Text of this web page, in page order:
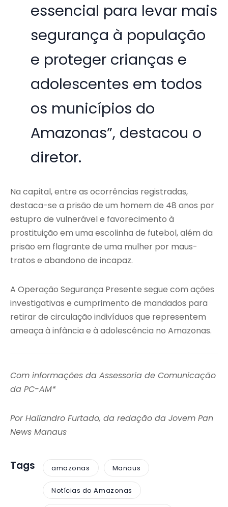
essencial para levar mais
segurança à população
e proteger crianças e
adolescentes em todos
os municípios do
Amazonas”, destacou o
diretor.
Na capital, entre as ocorrências registradas,
destaca-se a prisão de um homem de 48 anos por
estupro de vulnerável e favorecimento à
prostituição em uma escolinha de futebol, além da
prisão em flagrante de uma mulher por maus-
tratos e abandono de incapaz.
A Operação Segurança Presente segue com ações
investigativas e cumprimento de mandados para
retirar de circulação indivíduos que representem
ameaça à infância e à adolescência no Amazonas.
Com informações da Assessoria de Comunicação
da PC-AM*
Por Haliandro Furtado, da redação da Jovem Pan
News Manaus
Tags amazonas Manaus
Notícias do Amazonas